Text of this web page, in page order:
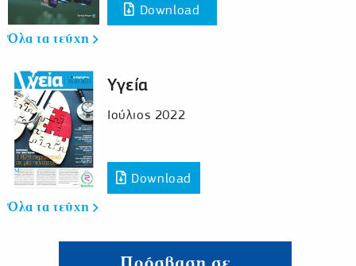
Download
Όλα τα τεύχη
Υγεία
Ιούλιος 2022
Download
Όλα τα τεύχη